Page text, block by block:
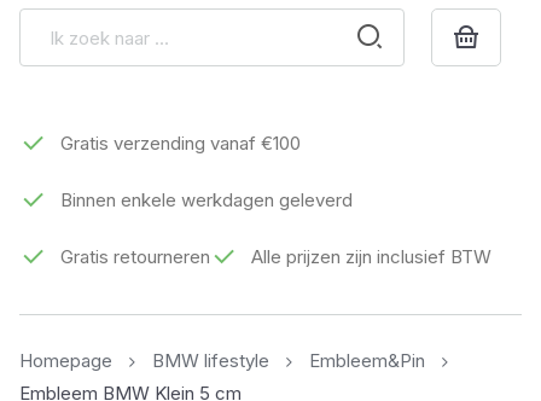
Gratis verzending vanaf €100
Binnen enkele werkdagen geleverd
Gratis retourneren Alle prijzen zijn inclusief BTW
Homepage BMW lifestyle
Embleem&Pin
Embleem BMW Klein 5 cm